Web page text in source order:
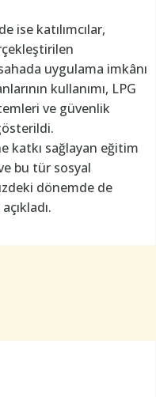
ise katılımcılar,
uygulama imkânı
kullanımı, LPG
ve güvenlik
katkı sağlayan eğitim
bu tür sosyal
dönemde de